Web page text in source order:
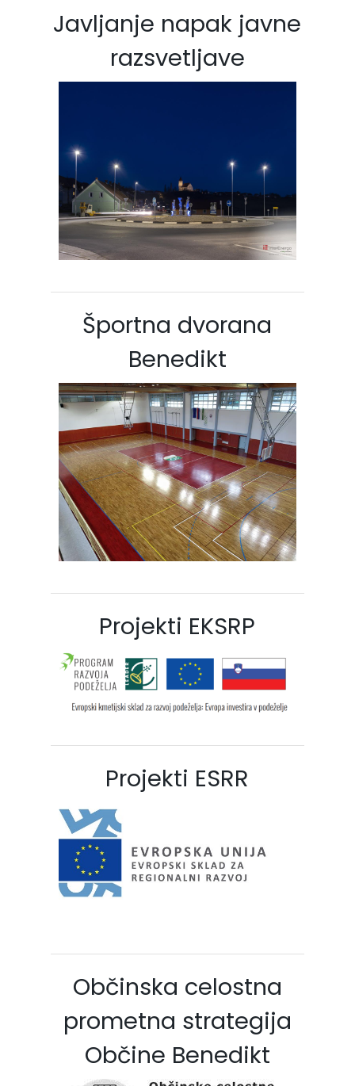
Javljanje napak javne
razsvetljave
Športna dvorana
Benedikt
Projekti EKSRP
Projekti ESRR
Občinska celostna
prometna strategija
Občine Benedikt